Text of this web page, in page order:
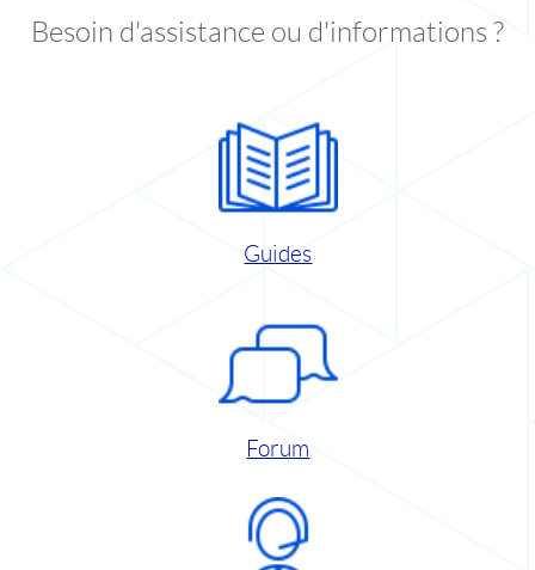
Besoin d'assistance ou d'informations ?
Guides
Forum